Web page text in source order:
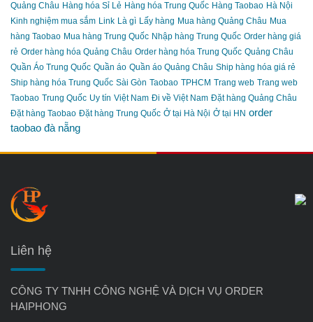
Quảng Châu Hàng hóa Sỉ Lẻ Hàng hóa Trung Quốc Hàng Taobao Hà Nội
Kinh nghiệm mua sắm Link Là gì Lấy hàng Mua hàng Quảng Châu Mua
hàng Taobao Mua hàng Trung Quốc Nhập hàng Trung Quốc Order hàng giá
rẻ Order hàng hóa Quảng Châu Order hàng hóa Trung Quốc Quảng Châu
Quần Áo Trung Quốc Quần áo Quần áo Quảng Châu Ship hàng hóa giá rẻ
Ship hàng hóa Trung Quốc Sài Gòn Taobao TPHCM Trang web Trang web
Taobao Trung Quốc Uy tín Việt Nam Đi về Việt Nam Đặt hàng Quảng Châu
Đặt hàng Taobao Đặt hàng Trung Quốc Ở tại Hà Nội Ở tại HN order
taobao đà nẵng
Liên hệ
CÔNG TY TNHH CÔNG NGHỆ VÀ DỊCH VỤ ORDER
HAIPHONG